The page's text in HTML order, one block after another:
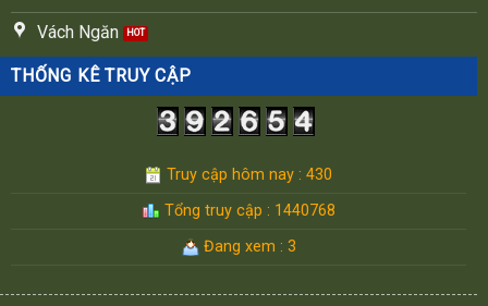
Vách Ngăn
THỐNG KÊ TRUY CẬP
Truy cập hôm nay : 430
Tổng truy cập : 1440768
Đang xem : 3